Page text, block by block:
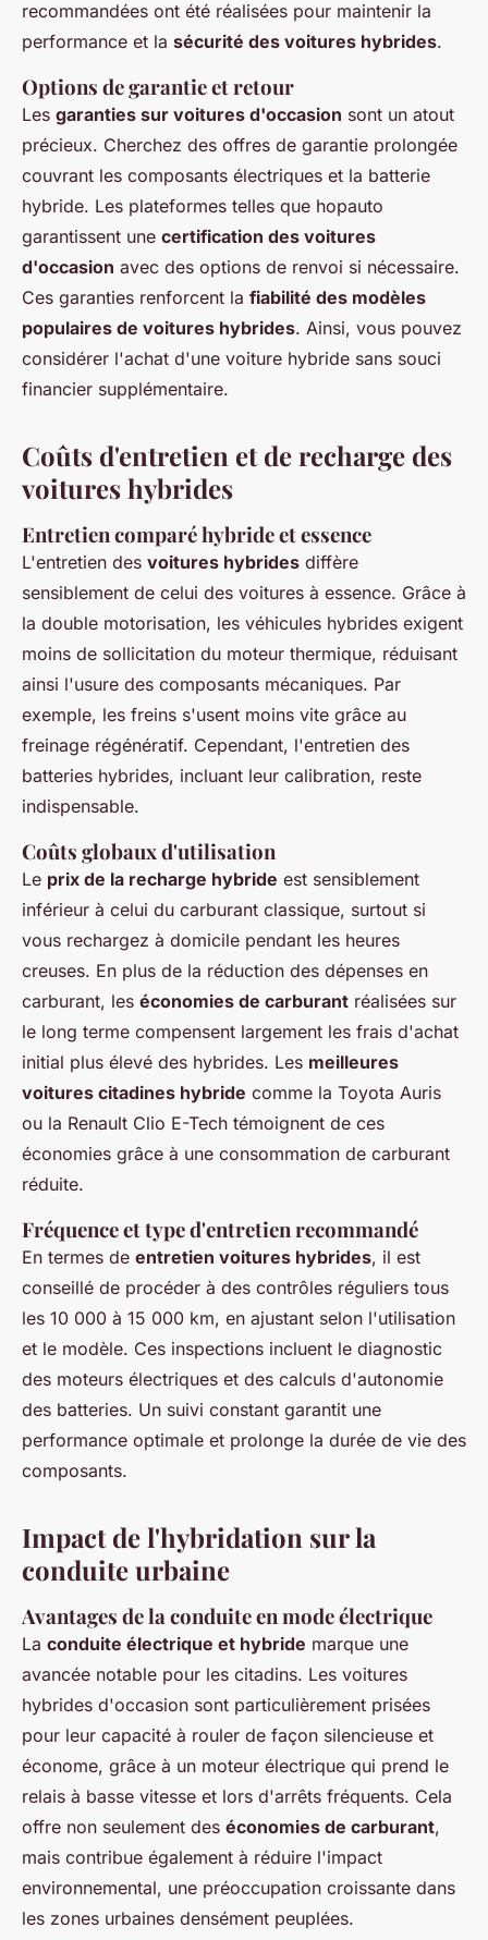
recommandées ont été réalisées pour maintenir la
performance et la sécurité des voitures hybrides.
Options de garantie et retour
Les garanties sur voitures d'occasion sont un atout
précieux. Cherchez des offres de garantie prolongée
couvrant les composants électriques et la batterie
hybride. Les plateformes telles que hopauto
garantissent une certification des voitures
d'occasion avec des options de renvoi si nécessaire.
Ces garanties renforcent la fiabilité des modèles
populaires de voitures hybrides. Ainsi, vous pouvez
considérer l'achat d'une voiture hybride sans souci
financier supplémentaire.
Coûts d'entretien et de recharge des
voitures hybrides
Entretien comparé hybride et essence
L'entretien des voitures hybrides diffère
sensiblement de celui des voitures à essence. Grâce à
la double motorisation, les véhicules hybrides exigent
moins de sollicitation du moteur thermique, réduisant
ainsi l'usure des composants mécaniques. Par
exemple, les freins s'usent moins vite grâce au
freinage régénératif. Cependant, l'entretien des
batteries hybrides, incluant leur calibration, reste
indispensable.
Coûts globaux d'utilisation
Le prix de la recharge hybride est sensiblement
inférieur à celui du carburant classique, surtout si
vous rechargez à domicile pendant les heures
creuses. En plus de la réduction des dépenses en
carburant, les économies de carburant réalisées sur
le long terme compensent largement les frais d'achat
initial plus élevé des hybrides. Les meilleures
voitures citadines hybride comme la Toyota Auris
ou la Renault Clio E-Tech témoignent de ces
économies grâce à une consommation de carburant
réduite.
Fréquence et type d'entretien recommandé
En termes de entretien voitures hybrides, il est
conseillé de procéder à des contrôles réguliers tous
les 10 000 à 15 000 km, en ajustant selon l'utilisation
et le modèle. Ces inspections incluent le diagnostic
des moteurs électriques et des calculs d'autonomie
des batteries. Un suivi constant garantit une
performance optimale et prolonge la durée de vie des
composants.
Impact de l'hybridation sur la
conduite urbaine
Avantages de la conduite en mode électrique
La conduite électrique et hybride marque une
avancée notable pour les citadins. Les voitures
hybrides d'occasion sont particulièrement prisées
pour leur capacité à rouler de façon silencieuse et
économe, grâce à un moteur électrique qui prend le
relais à basse vitesse et lors d'arrêts fréquents. Cela
offre non seulement des économies de carburant,
mais contribue également à réduire l'impact
environnemental, une préoccupation croissante dans
les zones urbaines densément peuplées.